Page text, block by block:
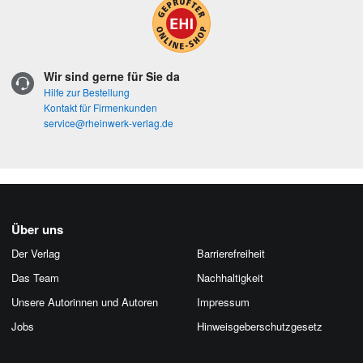
Wir sind gerne für Sie da
Hilfe zur Bestellung
Kontakt für Firmenkunden
service@rheinwerk-verlag.de
Über uns
Der Verlag
Das Team
Unsere Autorinnen und Autoren
Jobs
Barrierefreiheit
Nachhaltigkeit
Impressum
Hinweis­geber­schutz­gesetz